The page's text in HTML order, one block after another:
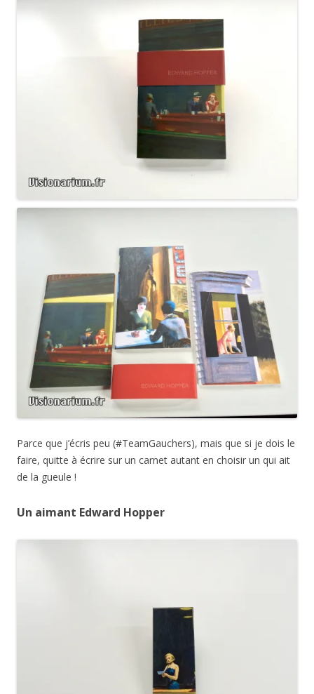
Parce que j’écris peu (#TeamGauchers), mais que si je dois le
faire, quitte à écrire sur un carnet autant en choisir un qui ait
de la gueule !
Un aimant Edward Hopper